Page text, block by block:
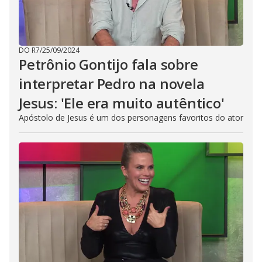
DO R7/25/09/2024
Petrônio Gontijo fala sobre
interpretar Pedro na novela
Jesus: 'Ele era muito autêntico'
Apóstolo de Jesus é um dos personagens favoritos do ator